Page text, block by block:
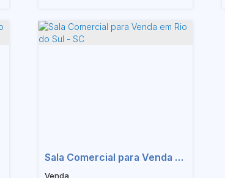
Sala Comercial para Venda em Rio do Sul - SC